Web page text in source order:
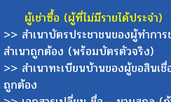
ผู้เช่าซื้อ (ผู้ที่ไม่มีรายได้ประจำ)
>> สำเนาบัตรประชาชนของผู้ทำการ
สำเนาถูกต้อง (พร้อมบัตรตัวจริง)
>> สำเนาทะเบียนบ้านของผู้ขอสินเชื่
ถูกต้อง